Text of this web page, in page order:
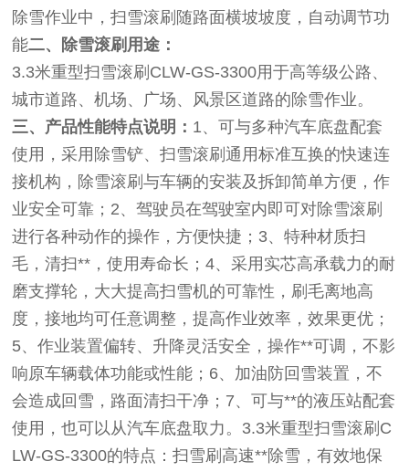
除雪作业中，扫雪滚刷随路面横坡坡度，自动调节功
能二、除雪滚刷用途：
3.3米重型扫雪滚刷CLW-GS-3300用于高等级公路、
城市道路、机场、广场、风景区道路的除雪作业。
三、产品性能特点说明： 1、可与多种汽车底盘配套
使用，采用除雪铲、扫雪滚刷通用标准互换的快速连
接机构，除雪滚刷与车辆的安装及拆卸简单方便，作
业安全可靠；2、驾驶员在驾驶室内即可对除雪滚刷
进行各种动作的操作，方便快捷；3、特种材质扫
毛，清扫**，使用寿命长；4、采用实芯高承载力的耐
磨支撑轮，大大提高扫雪机的可靠性，刷毛离地高
度，接地均可任意调整，提高作业效率，效果更优；
5、作业装置偏转、升降灵活安全，操作**可调，不影
响原车辆载体功能或性能；6、加油防回雪装置，不
会造成回雪，路面清扫干净；7、可与**的液压站配套
使用，也可以从汽车底盘取力。3.3米重型扫雪滚刷C
LW-GS-3300的特点：扫雪刷高速**除雪，有效地保